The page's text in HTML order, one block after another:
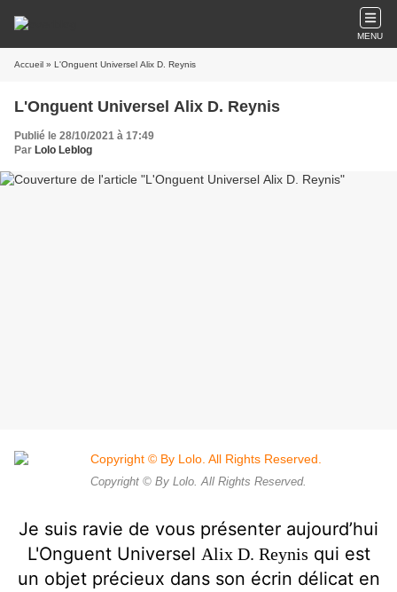
MENU
Accueil » L'Onguent Universel Alix D. Reynis
L'Onguent Universel Alix D. Reynis
Publié le 28/10/2021 à 17:49
Par Lolo Leblog
Copyright © By Lolo. All Rights Reserved.
Je suis ravie de vous présenter aujourd’hui
L'Onguent Universel Alix D. Reynis qui est
un objet précieux dans son écrin délicat en